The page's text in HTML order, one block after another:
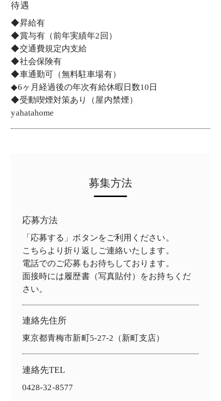
待遇
◆昇給有
◆賞与有（前年実績年2回）
◆交通費規定内支給
◆社会保険有
◆車通勤可（無料駐車場有）
◆6ヶ月経過後の年次有給休暇日数10日
◆受動喫煙対策あり（屋内禁煙）
yahatahome
募集方法
応募方法
「応募する」ボタンをご利用ください。
こちらより折り返しご連絡いたします。
電話でのご応募もお待ちしております。
面接時には履歴書（写真貼付）をお持ちくだ
さい。
連絡先住所
東京都青梅市新町5-27-2（新町支店）
連絡先TEL
0428-32-8577